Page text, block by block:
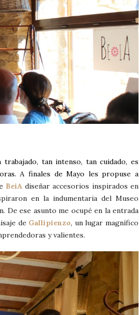
tan intenso, tan cuidado, es
A finales de Mayo les propuse a
BeiAdiseñar accesorios inspirados en
en la indumentaria del Museo
De ese asunto me ocupé en la entrada
de Gallipienzo, un lugar magnífico
y valientes.